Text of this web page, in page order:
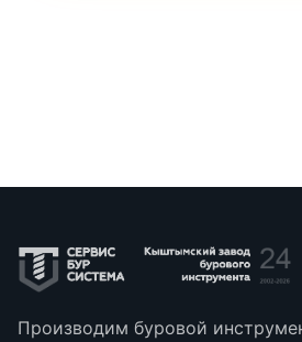
Производим буровой